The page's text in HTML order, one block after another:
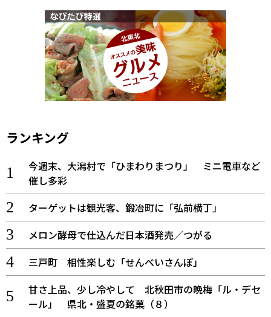
ランキング
今週末、大潟村で「ひまわりまつり」 ミニ電車など
催し多彩
ターゲットは観光客、鍛冶町に「弘前横丁」
メロン酵母で仕込んだ日本酒発売／つがる
三戸町 相性楽しむ「せんべいさんぽ」
甘さ上品、少し冷やして 北秋田市の晩梅「ル・デセ
ール」 県北・盛夏の銘菓（８）